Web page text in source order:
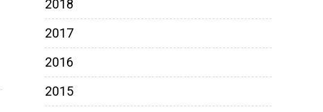
2018
2017
2016
2015